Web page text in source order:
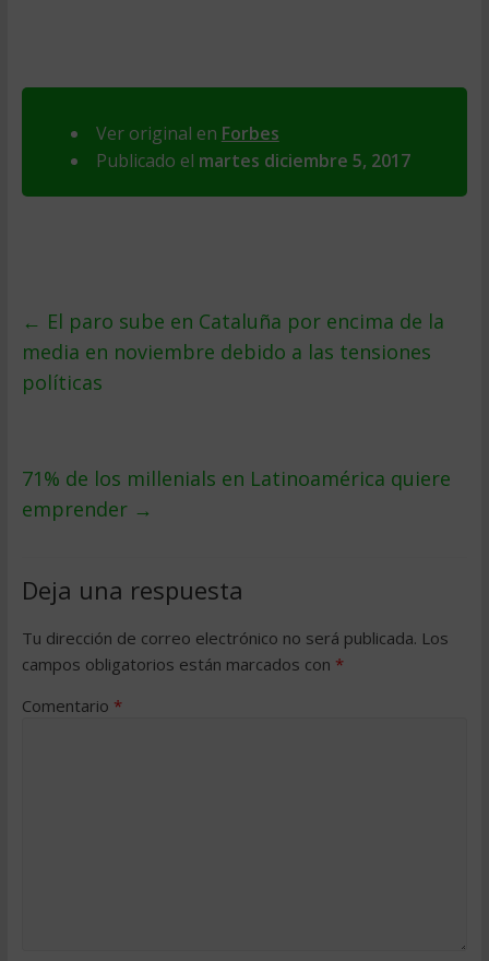
Ver original en Forbes
Publicado el martes diciembre 5, 2017
← El paro sube en Cataluña por encima de la
media en noviembre debido a las tensiones
políticas
71% de los millenials en Latinoamérica quiere
emprender →
Deja una respuesta
Tu dirección de correo electrónico no será publicada. Los
campos obligatorios están marcados con *
Comentario *